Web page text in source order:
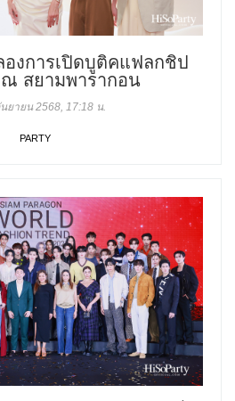
องการเปิดบูติคแฟลกชิป
สยามพารากอน
ยายน 2568, 17:18 น.
PARTY